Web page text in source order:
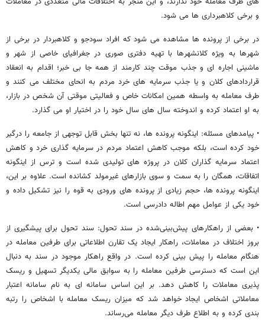
و برخی کلاهبرداری ها می شود.
در برخی از پرونده ها مشاهده می شود که افراد سودجو و کلاهبردار در برخی از
شهرها به ویژه کلانشهرها با تهیه دفتری صوری در جغرافیای خاصی از شهر و
ماشینی اجاره ای و جذب موقت چند کارمند از همه جا بی خبر؛ اقدام به انعقاد
قراردادهای کلان و یا جذب سرمایه های خرد مردم به انحای مختلف می کنند و
طرف معامله به واسطه همین امکانات خاص و فعالیتی موقتی آن شخص در بازار،
به او اعتماد کرده و اندوخته سال های سال خود را در اختیار او می گذارد.
• پیامدهای مسئله: اینگونه پرونده ها، نه تنها بخش قابل توجهی از جامعه را درگیر
خود کرده است، بلکه موجب کاهش اعتماد مردم در سرمایه گذاری خرد و کاهش
اعتماد سرمایه گذاران کلان در پروژه های تولیدی شده است و ترس از اینگونه
اتفاقات، همگان را به سمت و سوی بازارهای غیرمولد کشانده است. علاوه بر این،
اینگونه پرونده ها، حجم زیادی از پرونده های ورودی به قوه را نیز تشکیل داده و
خود یکی از عوامل مهم اطاله دادرسی است.
• بعضی از راهکارهای پیش‌بینی‌شده در سند تحول: سند تحول برای پیشگیری از
بروز اختلاف در معاملات، راهکار ایجاد یک تقارن اطلاعاتی برای طرفین معامله در
هنگام معامله را پیش بینی کرده است. در واقع راهکار موجود در سند به دنبال
این است که دسترسی طرفین معامله را به سوابق مالی یکدیگر تسهیل و ریسک
پذیری معاملات را کاهش دهد. بر این اساس سامانه ای به نام سامانه اعتبار
معاملاتی اشخاص ایجاد خواهد شد که میزان ریسک معامله با اشخاص را رتبه
بندی کرده و به اطلاع طرف دیگر معامله می‌رساند.